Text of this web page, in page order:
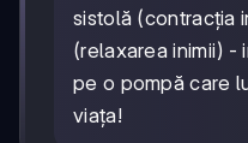
sistolă (contracția
(relaxarea inimii) -
pe o pompă care
viața!